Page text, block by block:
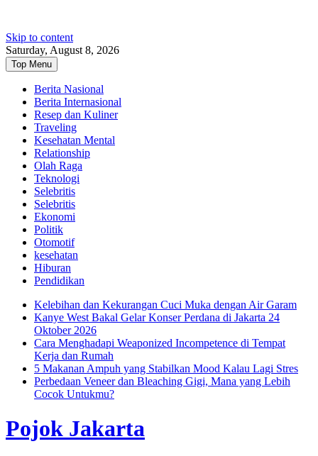
Skip to content
Saturday, August 8, 2026
Top Menu
Berita Nasional
Berita Internasional
Resep dan Kuliner
Traveling
Kesehatan Mental
Relationship
Olah Raga
Teknologi
Selebritis
Selebritis
Ekonomi
Politik
Otomotif
kesehatan
Hiburan
Pendidikan
Kelebihan dan Kekurangan Cuci Muka dengan Air Garam
Kanye West Bakal Gelar Konser Perdana di Jakarta 24
Oktober 2026
Cara Menghadapi Weaponized Incompetence di Tempat
Kerja dan Rumah
5 Makanan Ampuh yang Stabilkan Mood Kalau Lagi Stres
Perbedaan Veneer dan Bleaching Gigi, Mana yang Lebih
Cocok Untukmu?
Pojok Jakarta